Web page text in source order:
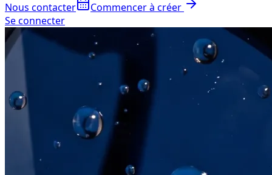
Nous contacter
Commencer à créer
Se connecter